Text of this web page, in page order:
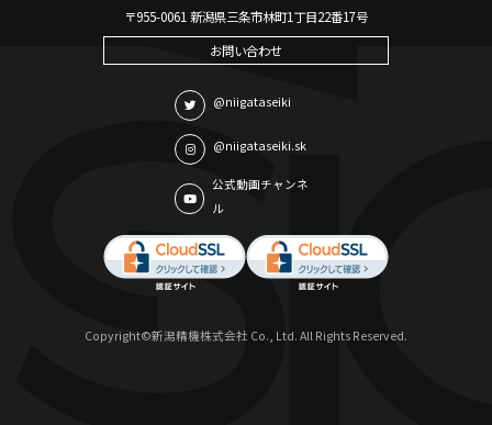
〒955-0061 新潟県三条市林町1丁目22番17号
お問い合わせ
@niigataseiki
@niigataseiki.sk
公式動画チャンネ
ル
Copyright©新潟精機株式会社 Co., Ltd. All Rights Reserved.